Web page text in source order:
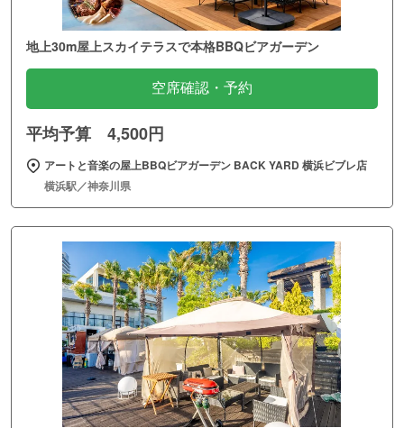
地上30m屋上スカイテラスで本格BBQビアガーデン
空席確認・予約
平均予算 4,500円
アートと音楽の屋上BBQビアガーデン BACK YARD 横浜ビブレ店
横浜駅／神奈川県